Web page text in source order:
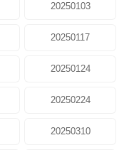
20250103
20250117
20250124
20250224
20250310